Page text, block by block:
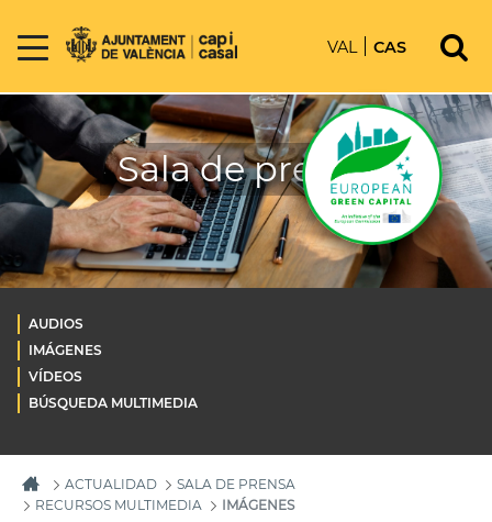
VAL CAS
Sala de prensa
AUDIOS
IMÁGENES
VÍDEOS
BÚSQUEDA MULTIMEDIA
ACTUALIDAD
SALA DE PRENSA
RECURSOS MULTIMEDIA
IMÁGENES